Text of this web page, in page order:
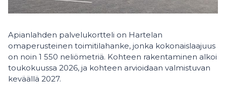
Apianlahden palvelukortteli on Hartelan
omaperusteinen toimitilahanke, jonka kokonaislaajuus
on noin 1 550 neliömetriä. Kohteen rakentaminen alkoi
toukokuussa 2026, ja kohteen arvioidaan valmistuvan
keväällä 2027.